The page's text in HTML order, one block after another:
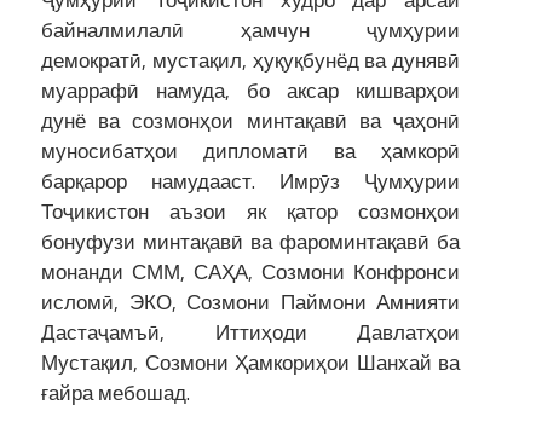
байналмилалӣ ҳамчун ҷумҳурии
демократӣ, мустақил, ҳуқуқбунёд ва дунявӣ
муаррафӣ намуда, бо аксар кишварҳои
дунё ва созмонҳои минтақавӣ ва ҷаҳонӣ
муносибатҳои дипломатӣ ва ҳамкорӣ
барқарор намудааст. Имрӯз Ҷумҳурии
Тоҷикистон аъзои як қатор созмонҳои
бонуфузи минтақавӣ ва фароминтақавӣ ба
монанди СММ, САҲА, Созмони Конфронси
исломӣ, ЭКО, Созмони Паймони Амнияти
Дастаҷамъӣ, Иттиҳоди Давлатҳои
Мустақил, Созмони Ҳамкориҳои Шанхай ва
ғайра мебошад.